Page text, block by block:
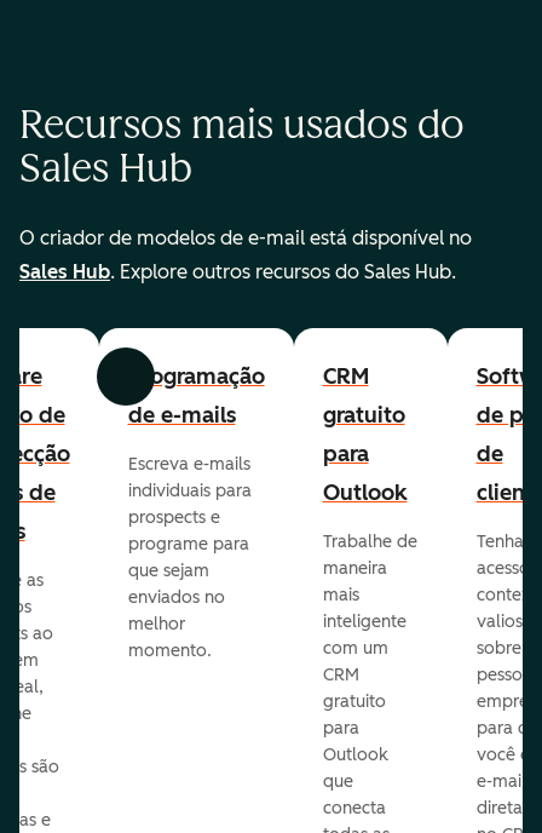
Recursos mais usados do
Sales Hub
O criador de modelos de e-mail está disponível no
Sales Hub. Explore outros recursos do Sales Hub.
Anterior Avançar
de
de
as
ao
em
real,
são
e
Programação
de e-mails
Escreva e-mails
individuais para
prospects e
programe para
que sejam
enviados no
melhor
momento.
CRM
gratuito
para
Outlook
Trabalhe de
maneira
mais
inteligente
com um
CRM
gratuito
para
Outlook
que
conecta
de
de
Tenha
acesso
valioso
sobre as
para
você
e-mails